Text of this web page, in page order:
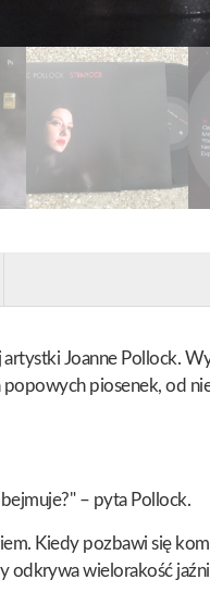
Joanne Pollock.
popowych piosenek, od
– pyta Pollock.
Kiedy pozbawi się
wielorakość jaźni